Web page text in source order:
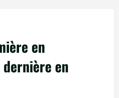
en
en